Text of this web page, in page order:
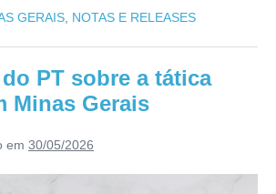
GERAIS, NOTAS E RELEASES
PT sobre a tática
Minas Gerais
em 30/05/2026